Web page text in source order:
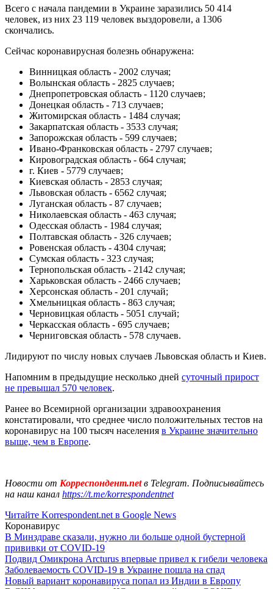
Всего с начала пандемии в Украине заразились 50 414
человек, из них 23 119 человек выздоровели, а 1306
скончались.
Сейчас коронавирусная болезнь обнаружена:
Винницкая область - 2002 случая;
Волынская область - 2825 случаев;
Днепропетровская область - 1120 случаев;
Донецкая область - 713 случаев;
Житомирская область - 1484 случая;
Закарпатская область - 3533 случая;
Запорожская область - 599 случаев;
Ивано-Франковская область - 2797 случаев;
Кировоградская область - 664 случая;
г. Киев - 5779 случаев;
Киевская область - 2853 случая;
Львовская область - 6562 случая;
Луганская область - 87 случаев;
Николаевская область - 463 случая;
Одесская область - 1984 случая;
Полтавская область - 326 случаев;
Ровенская область - 4304 случая;
Сумская область - 323 случая;
Тернопольская область - 2142 случая;
Харьковская область - 2466 случаев;
Херсонская область - 201 случай;
Хмельницкая область - 863 случая;
Черновицкая область - 5051 случай;
Черкасская область - 695 случаев;
Черниговская область - 578 случаев.
Лидируют по числу новых случаев Львовская область и Киев.
Напомним в предыдущие несколько дней суточный прирост
не превышал 570 человек.
Ранее во Всемирной организации здравоохранения
констатировали, что среднее число положительных тестов на
коронавирус на 100 тысяч населения в Украине значительно
выше, чем в Европе.
Новости от Корреспондент.netв Telegram. Подписывайтесь
на наш канал https://t.me/korrespondentnet
Читайте Korrespondent.net в Google News
Коронавирус
В Минздраве сказали, нужно ли больше одной бустерной
прививки от COVID-19
Подвид Омикрона Arcturus впервые привел к гибели человека
Заболеваемость COVID-19 в Украине пошла на спад
Новый вариант коронавируса попал из Индии в Европу